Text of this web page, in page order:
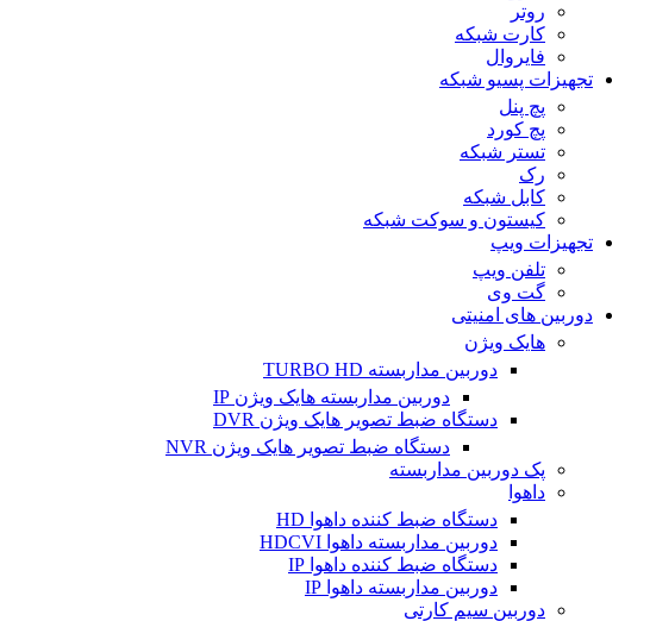
روتر
کارت شبکه
فایروال
تجهیزات پسیو شبکه
پچ پنل
پچ کورد
تستر شبکه
رک
کابل شبکه
کیستون و سوکت شبکه
تجهیزات ویپ
تلفن ویپ
گت وی
دوربین های امنیتی
هایک ویژن
دوربین مداربسته TURBO HD
دوربین مداربسته هایک ویژن IP
دستگاه ضبط تصویر هایک ویژن DVR
دستگاه ضبط تصویر هایک ویژن NVR
پک دوربین مداربسته
داهوا
دستگاه ضبط کننده داهوا HD
دوربین مداربسته داهوا HDCVI
دستگاه ضبط کننده داهوا IP
دوربین مداربسته داهوا IP
دوربین سیم کارتی